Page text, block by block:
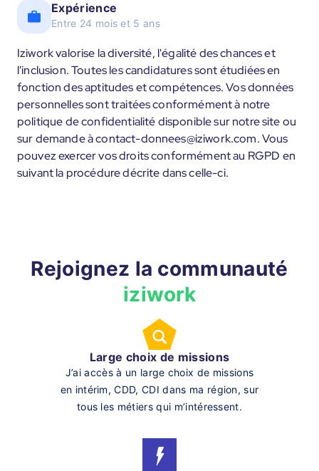
Expérience
Entre 24 mois et 5 ans
Iziwork valorise la diversité, l'égalité des chances et
l'inclusion. Toutes les candidatures sont étudiées en
fonction des aptitudes et compétences. Vos données
personnelles sont traitées conformément à notre
politique de confidentialité disponible sur notre site ou
sur demande à contact-donnees@iziwork.com. Vous
pouvez exercer vos droits conformément au RGPD en
suivant la procédure décrite dans celle-ci.
Rejoignez la communauté
iziwork
Large choix de missions
J’ai accès à un large choix de missions
en intérim, CDD, CDI dans ma région, sur
tous les métiers qui m’intéressent.